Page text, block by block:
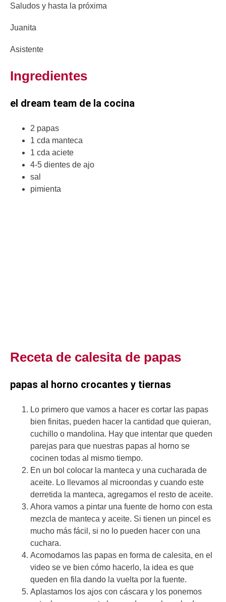
Saludos y hasta la próxima
Juanita
Asistente
Ingredientes
el dream team de la cocina
2 papas
1 cda manteca
1 cda aciete
4-5 dientes de ajo
sal
pimienta
Receta de calesita de papas
papas al horno crocantes y tiernas
Lo primero que vamos a hacer es cortar las papas
bien finitas, pueden hacer la cantidad que quieran,
cuchillo o mandolina. Hay que intentar que queden
parejas para que nuestras papas al horno se
cocinen todas al mismo tiempo.
En un bol colocar la manteca y una cucharada de
aceite. Lo llevamos al microondas y cuando este
derretida la manteca, agregamos el resto de aceite.
Ahora vamos a pintar una fuente de horno con esta
mezcla de manteca y aceite. Si tienen un pincel es
mucho más fácil, si no lo pueden hacer con una
cuchara.
Acomodamos las papas en forma de calesita, en el
video se ve bien cómo hacerlo, la idea es que
queden en fila dando la vuelta por la fuente.
Aplastamos los ajos con cáscara y los ponemos